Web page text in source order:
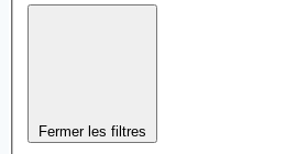
Fermer les filtres